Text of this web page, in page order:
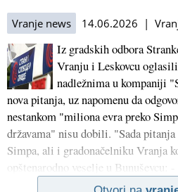
Vranje news 14.06.2026 |
Iz gradskih odbora
Vranju i Leskovcu
nadležnima u kompaniji
nova pitanja, uz napomenu da
nestankom "miliona evra preko
državama" nisu dobili. "Sada
Simpa, ali i gradonačelniku Vranja
opštenarodno veselje u Bunuševcu: